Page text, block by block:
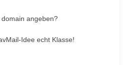
angeben?
Idee echt Klasse!